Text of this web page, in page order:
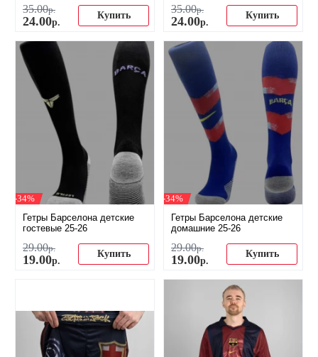
35.00р.
24.00р.
Купить
35.00р.
24.00р.
Купить
-34%
Гетры Барселона детские
гостевые 25-26
29.00р.
19.00р.
Купить
-34%
Гетры Барселона детские
домашние 25-26
29.00р.
19.00р.
Купить